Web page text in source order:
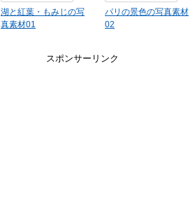
湖と紅葉・もみじの写
真素材01
パリの景色の写真素材
02
スポンサーリンク